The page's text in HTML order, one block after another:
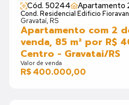
Cód. 50244 Apartamento
Cond. Residencial Edificio
Gravataí, RS
Apartamento com 2
venda, 85 m² por R$
Centro - Gravatai/RS
Valor de venda
R$ 400.000,00